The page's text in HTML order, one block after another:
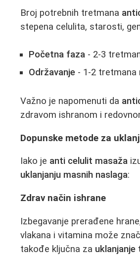
Broj potrebnih tretmana
stepena celulita, starosti,
Početna faza - 2-3
Održavanje - 1-2 tretmana
Važno je napomenuti da
zdravom ishranom i
Dopunske metode za
Iako je anti celulit masaža
uklanjanju masnih naslaga:
Zdrav način ishrane
Izbegavanje prerađene
vlakana i vitamina može
takođe ključna za uklanjanje